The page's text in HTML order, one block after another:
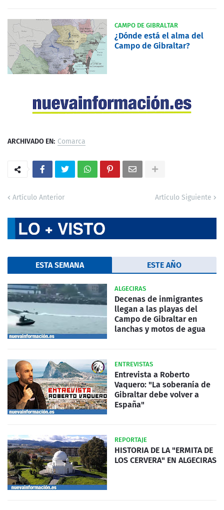
CAMPO DE GIBRALTAR
¿Dónde está el alma del
Campo de Gibraltar?
ARCHIVADO EN: Comarca
Artículo Anterior Artículo Siguiente
ESTA SEMANA ESTE AÑO
ALGECIRAS
Decenas de inmigrantes
llegan a las playas del
Campo de Gibraltar en
lanchas y motos de agua
ENTREVISTAS
Entrevista a Roberto
Vaquero: "La soberanía de
Gibraltar debe volver a
España"
REPORTAJE
HISTORIA DE LA "ERMITA DE
LOS CERVERA" EN ALGECIRAS